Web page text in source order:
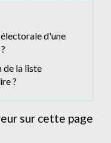
d'une
de la liste
?
sur cette page